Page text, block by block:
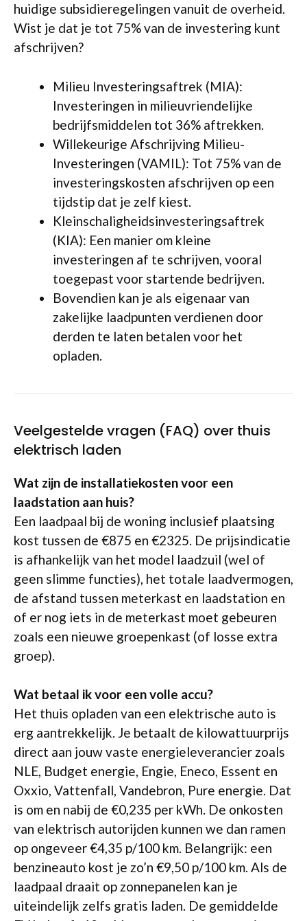
huidige subsidieregelingen vanuit de overheid.
Wist je dat je tot 75% van de investering kunt
afschrijven?
Milieu Investeringsaftrek (MIA):
Investeringen in milieuvriendelijke
bedrijfsmiddelen tot 36% aftrekken.
Willekeurige Afschrijving Milieu-
Investeringen (VAMIL): Tot 75% van de
investeringskosten afschrijven op een
tijdstip dat je zelf kiest.
Kleinschaligheidsinvesteringsaftrek
(KIA): Een manier om kleine
investeringen af te schrijven, vooral
toegepast voor startende bedrijven.
Bovendien kan je als eigenaar van
zakelijke laadpunten verdienen door
derden te laten betalen voor het
opladen.
Veelgestelde vragen (FAQ) over thuis
elektrisch laden
Wat zijn de installatiekosten voor een
laadstation aan huis?
Een laadpaal bij de woning inclusief plaatsing
kost tussen de €875 en €2325. De prijsindicatie
is afhankelijk van het model laadzuil (wel of
geen slimme functies), het totale laadvermogen,
de afstand tussen meterkast en laadstation en
of er nog iets in de meterkast moet gebeuren
zoals een nieuwe groepenkast (of losse extra
groep).
Wat betaal ik voor een volle accu?
Het thuis opladen van een elektrische auto is
erg aantrekkelijk. Je betaalt de kilowattuurprijs
direct aan jouw vaste energieleverancier zoals
NLE, Budget energie, Engie, Eneco, Essent en
Oxxio, Vattenfall, Vandebron, Pure energie. Dat
is om en nabij de €0,235 per kWh. De onkosten
van elektrisch autorijden kunnen we dan ramen
op ongeveer €4,35 p/100 km. Belangrijk: een
benzineauto kost je zo’n €9,50 p/100 km. Als de
laadpaal draait op zonnepanelen kan je
uiteindelijk zelfs gratis laden. De gemiddelde